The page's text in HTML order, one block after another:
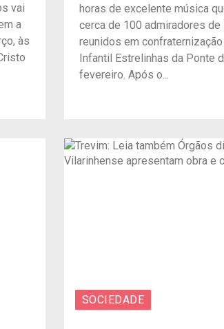
vai
a
às
horas de excelente música
cerca de 100 admiradores
reunidos em
Infantil Estrelinhas da Ponte
fevereiro. Após o...
SOCIEDADE